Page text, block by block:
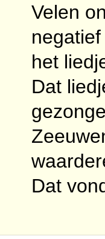
Velen
het
Dat
Dat